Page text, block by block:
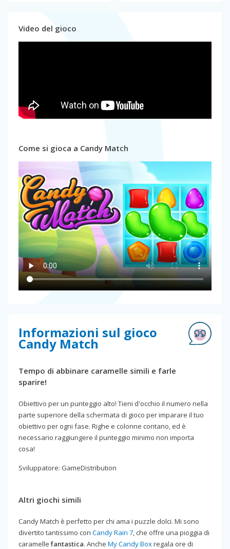
Video del gioco
Come si gioca a Candy Match
Informazioni sul gioco
Candy Match
Tempo di abbinare caramelle simili e farle
sparire!
Obiettivo per un punteggio alto! Tieni d'occhio il numero nella
parte superiore della schermata di gioco per imparare il tuo
obiettivo per ogni fase. Righe e colonne contano, ed è
necessario raggiungere il punteggio minimo non importa
cosa!
Sviluppatore: GameDistribution
Altri giochi simili
Candy Match è perfetto per chi ama i puzzle dolci. Mi sono
divertito tantissimo con Candy Rain 7, che offre una pioggia di
caramelle fantastica. Anche My Candy Boxregala ore di